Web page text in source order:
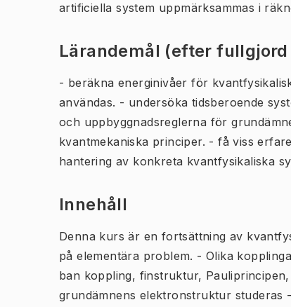
artificiella system uppmärksammas i
Lärandemål (efter
- beräkna energinivåer för
användas. - undersöka tidsberoende
och uppbyggnadsreglerna för
kvantmekaniska principer. - få viss
hantering av konkreta kvantfysikaliska
Innehåll
Denna kurs är en fortsättning av
på elementära problem. - Olika
ban koppling, finstruktur,
grundämnens elektronstruktur